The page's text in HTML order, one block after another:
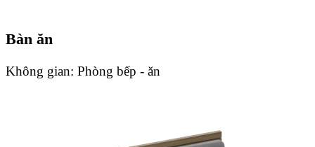
Bàn ăn
Không gian: Phòng bếp - ăn